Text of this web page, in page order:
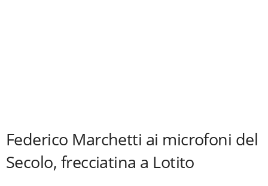
Federico Marchetti ai microfoni del
Secolo, frecciatina a Lotito